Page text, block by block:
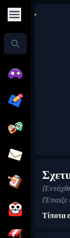
(Έπαιξε
Τίποτα